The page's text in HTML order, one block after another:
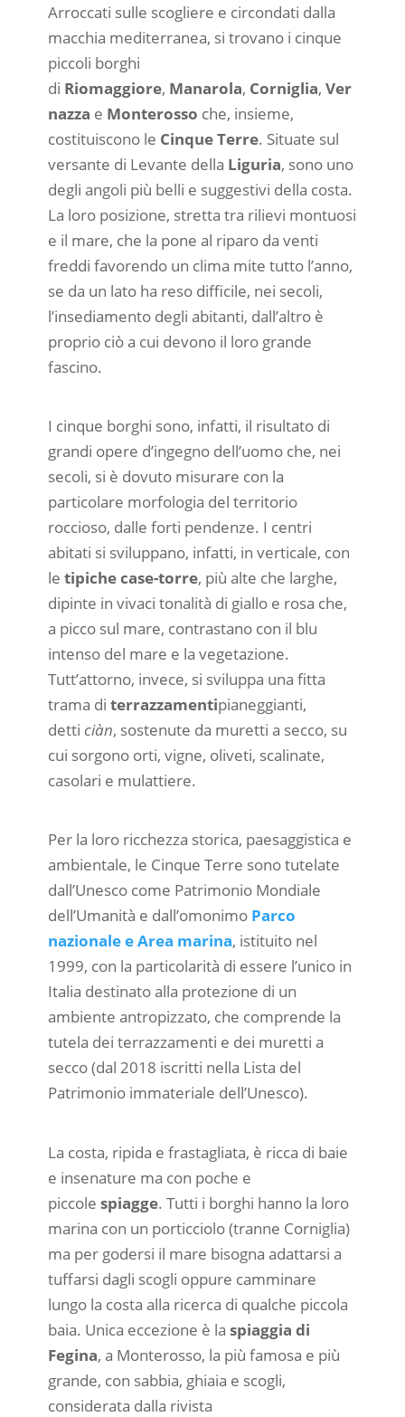
Arroccati sulle scogliere e circondati dalla
macchia mediterranea, si trovano i cinque
piccoli borghi
di Riomaggiore, Manarola, Corniglia, Ver
nazza e Monterosso che, insieme,
costituiscono le Cinque Terre. Situate sul
versante di Levante della Liguria, sono uno
degli angoli più belli e suggestivi della costa.
La loro posizione, stretta tra rilievi montuosi
e il mare, che la pone al riparo da venti
freddi favorendo un clima mite tutto l’anno,
se da un lato ha reso difficile, nei secoli,
l’insediamento degli abitanti, dall’altro è
proprio ciò a cui devono il loro grande
fascino.
I cinque borghi sono, infatti, il risultato di
grandi opere d’ingegno dell’uomo che, nei
secoli, si è dovuto misurare con la
particolare morfologia del territorio
roccioso, dalle forti pendenze. I centri
abitati si sviluppano, infatti, in verticale, con
le tipiche case-torre, più alte che larghe,
dipinte in vivaci tonalità di giallo e rosa che,
a picco sul mare, contrastano con il blu
intenso del mare e la vegetazione.
Tutt’attorno, invece, si sviluppa una fitta
trama di terrazzamentipianeggianti,
detti ciàn, sostenute da muretti a secco, su
cui sorgono orti, vigne, oliveti, scalinate,
casolari e mulattiere.
Per la loro ricchezza storica, paesaggistica e
ambientale, le Cinque Terre sono tutelate
dall’Unesco come Patrimonio Mondiale
dell’Umanità e dall’omonimo Parco
nazionale e Area marina, istituito nel
1999, con la particolarità di essere l’unico in
Italia destinato alla protezione di un
ambiente antropizzato, che comprende la
tutela dei terrazzamenti e dei muretti a
secco (dal 2018 iscritti nella Lista del
Patrimonio immateriale dell’Unesco).
La costa, ripida e frastagliata, è ricca di baie
e insenature ma con poche e
piccole spiagge. Tutti i borghi hanno la loro
marina con un porticciolo (tranne Corniglia)
ma per godersi il mare bisogna adattarsi a
tuffarsi dagli scogli oppure camminare
lungo la costa alla ricerca di qualche piccola
baia. Unica eccezione è la spiaggia di
Fegina, a Monterosso, la più famosa e più
grande, con sabbia, ghiaia e scogli,
considerata dalla rivista